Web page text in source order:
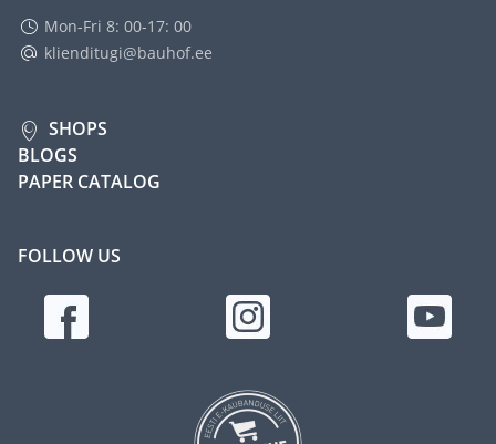
Mon-Fri 8: 00-17: 00
klienditugi@bauhof.ee
SHOPS
BLOGS
PAPER CATALOG
FOLLOW US